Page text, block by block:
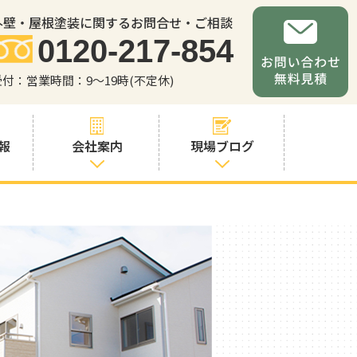
・屋根塗装に関するお問合せ・ご相談
0120-217-854
：営業時間：9～19時(不定休)
会社案内
職人・スタッフ
紹介
お問い合わせか
らの流れ
よくあるご質問
現場ブログ